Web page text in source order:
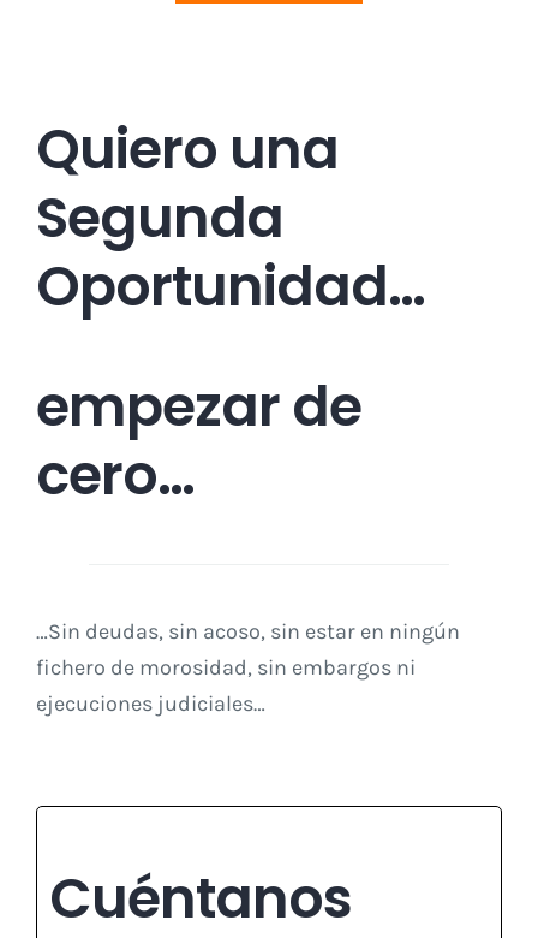
Quiero una
Segunda
Oportunidad…
empezar de
cero…
…Sin deudas, sin acoso, sin estar en ningún
fichero de morosidad, sin embargos ni
ejecuciones judiciales…
Cuéntanos